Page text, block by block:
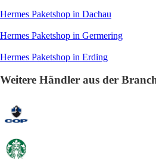
Hermes Paketshop in Dachau
Hermes Paketshop in Germering
Hermes Paketshop in Erding
Weitere Händler aus der